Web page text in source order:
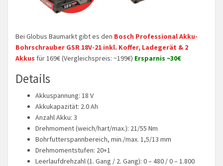
Bei Globus Baumarkt gibt es den Bosch Professional Akku-
Bohrschrauber GSR 18V-21 inkl. Koffer, Ladegerät & 2
Akkus für 169€ (Vergleichspreis: ~199€) Ersparnis ~30€
Details
Akkuspannung: 18 V
Akkukapazität: 2.0 Ah
Anzahl Akku: 3
Drehmoment (weich/hart/max.): 21/55 Nm
Bohrfutterspannbereich, min./max. 1,5/13 mm
Drehmomentstufen: 20+1
Leerlaufdrehzahl (1. Gang / 2. Gang): 0 – 480 / 0 – 1.800